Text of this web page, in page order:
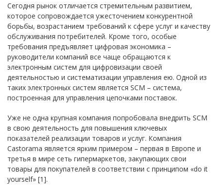
Сегодня рынок отличается стремительным развитием,
которое сопровождается ужесточением конкурентной
борьбы, возрастанием требований к сфере услуг и качеству
обслуживания потребителей. Кроме того, особые
требования предъявляет цифровая экономика –
руководители компаний все чаще обращаются к
электронным систем для цифровизации своей
деятельностью и систематизации управления ею. Одной из
таких электронных систем является SCM – система,
построенная для управления цепочками поставок.
Уже не одна крупная компания попробовала внедрить SCM
в свою деятельность для повышения ключевых
показателей реализации товаров и услуг. Компания
Castorama является ярким примером – первая в Европе и
третья в мире сеть гипермаркетов, закупающих свои
товары для покупателей в соответствии с принципом «do it
yourself» [1].